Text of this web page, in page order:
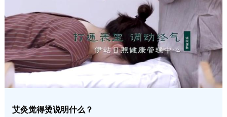
艾灸觉得烫说明什么？